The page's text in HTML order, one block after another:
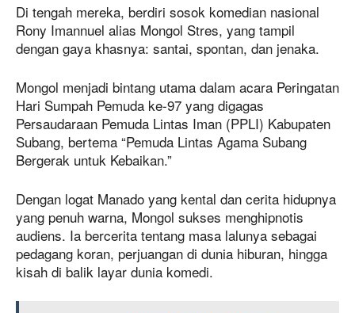
Di tengah mereka, berdiri sosok komedian nasional
Rony Imannuel alias Mongol Stres, yang tampil
dengan gaya khasnya: santai, spontan, dan jenaka.
Mongol menjadi bintang utama dalam acara Peringatan
Hari Sumpah Pemuda ke-97 yang digagas
Persaudaraan Pemuda Lintas Iman (PPLI) Kabupaten
Subang, bertema “Pemuda Lintas Agama Subang
Bergerak untuk Kebaikan.”
Dengan logat Manado yang kental dan cerita hidupnya
yang penuh warna, Mongol sukses menghipnotis
audiens. Ia bercerita tentang masa lalunya sebagai
pedagang koran, perjuangan di dunia hiburan, hingga
kisah di balik layar dunia komedi.